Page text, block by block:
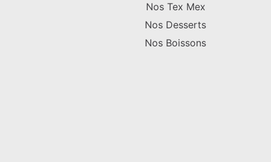
Nos Tex Mex
Nos Desserts
Nos Boissons